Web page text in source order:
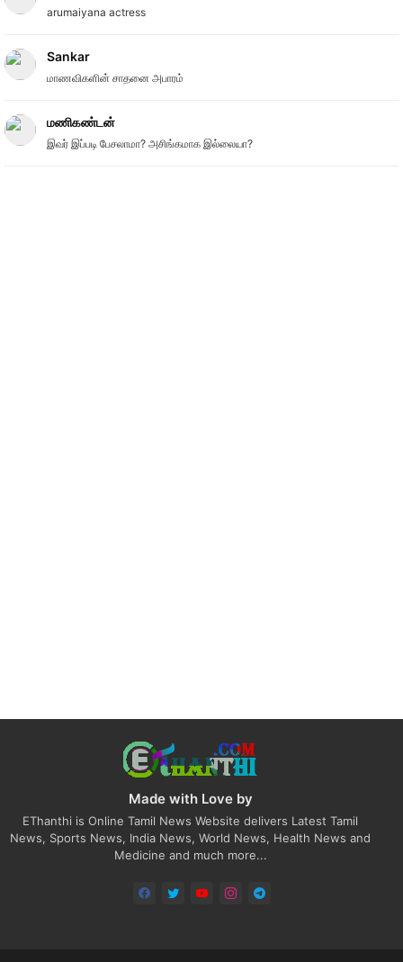
arumaiyana actress
Sankar
மாணவிகளின் சாதனை அபாரம்
மணிகண்டன்
இவர் இப்படி பேசலாமா? அசிங்கமாக இல்லையா?
Made with Love by
EThanthi is Online Tamil News Website delivers Latest Tamil
News, Sports News, India News, World News, Health News and
Medicine and much more...